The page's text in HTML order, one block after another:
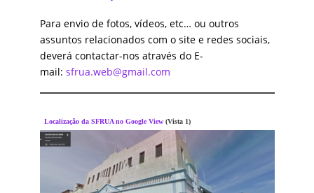
Para envio de fotos, vídeos, etc… ou outros
assuntos relacionados com o site e redes sociais,
deverá contactar-nos através do E-
mail: sfrua.web@gmail.com
Localização da SFRUA no Google View(Vista 1)